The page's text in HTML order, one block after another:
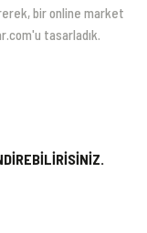
bir online market
tasarladık.